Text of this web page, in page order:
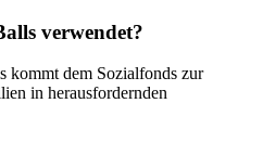
verwendet?
kommt dem Sozialfonds zur
in herausfordernden